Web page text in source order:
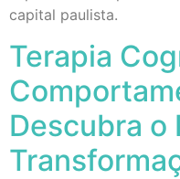
capital paulista.
Terapia
Descubra o